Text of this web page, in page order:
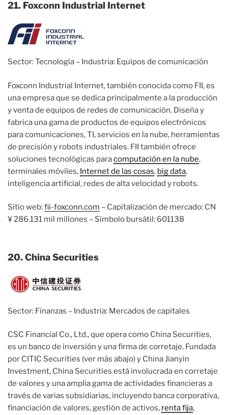
21. Foxconn Industrial Internet
Sector: Tecnología – Industria: Equipos de comunicación
Foxconn Industrial Internet, también conocida como FII, es
una empresa que se dedica principalmente a la producción
y venta de equipos de redes de comunicación. Diseña y
fabrica una gama de productos de equipos electrónicos
para comunicaciones, TI, servicios en la nube, herramientas
de precisión y robots industriales. FII también ofrece
soluciones tecnológicas paracomputación en la nube,
terminales móviles, Internet de las cosas, big data,
inteligencia artificial, redes de alta velocidad y robots.
Sitio web:fii-foxconn.com – Capitalización de mercado: CN
¥ 286.131 mil millones – Símbolo bursátil: 601138
20. China Securities
Sector: Finanzas – Industria: Mercados de capitales
CSC Financial Co., Ltd., que opera como China Securities,
es un banco de inversión y una firma de corretaje. Fundada
por CITIC Securities (ver más abajo) y China Jianyin
Investment, China Securities está involucrada en corretaje
de valores y una amplia gama de actividades financieras a
través de varias subsidiarias, incluyendo banca corporativa,
financiación de valores, gestión de activos, renta fija,